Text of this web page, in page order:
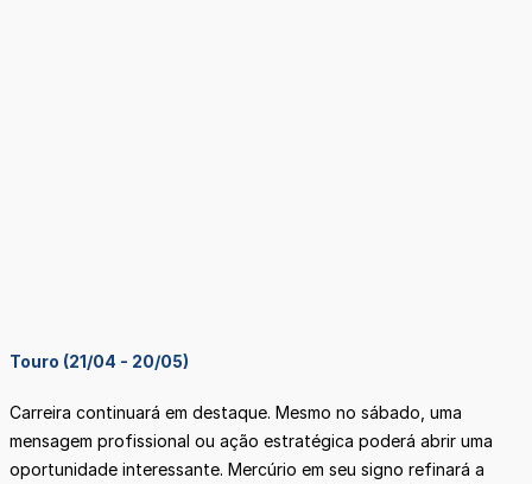
Touro (21/04 - 20/05)
Carreira continuará em destaque. Mesmo no sábado, uma
mensagem profissional ou ação estratégica poderá abrir uma
oportunidade interessante. Mercúrio em seu signo refinará a